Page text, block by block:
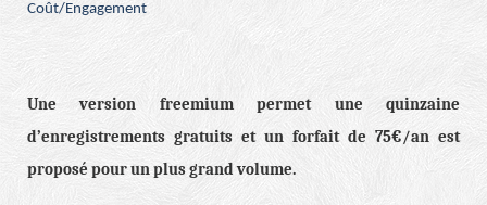
Coût/Engagement
Une version freemium permet une quinzaine
d’enregistrements gratuits et un forfait de 75€/an est
proposé pour un plus grand volume.